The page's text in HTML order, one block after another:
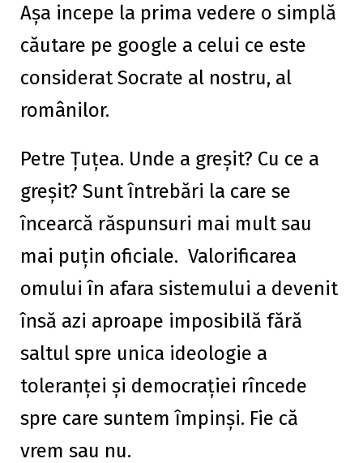
Așa incepe la prima vedere o simplă
căutare pe google a celui ce este
considerat Socrate al nostru, al
românilor.
Petre Țuțea. Unde a greșit? Cu ce a
greșit? Sunt întrebări la care se
încearcă răspunsuri mai mult sau
mai puțin oficiale. Valorificarea
omului în afara sistemului a devenit
însă azi aproape imposibilă fără
saltul spre unica ideologie a
toleranței și democrației rîncede
spre care suntem împinși. Fie că
vrem sau nu.